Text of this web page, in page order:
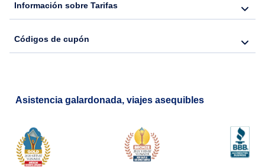
Información sobre Tarifas
Códigos de cupón
Asistencia galardonada, viajes asequibles